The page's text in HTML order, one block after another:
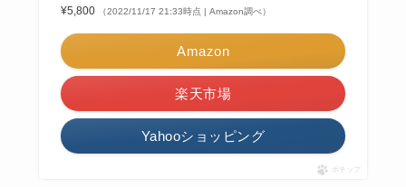
¥5,800 （2022/11/17 21:33時点 | Amazon調べ）
Amazon
楽天市場
Yahooショッピング
ポチップ